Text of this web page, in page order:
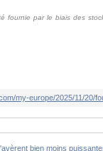
fournie par le biais des
my-europe/2025/11/20/